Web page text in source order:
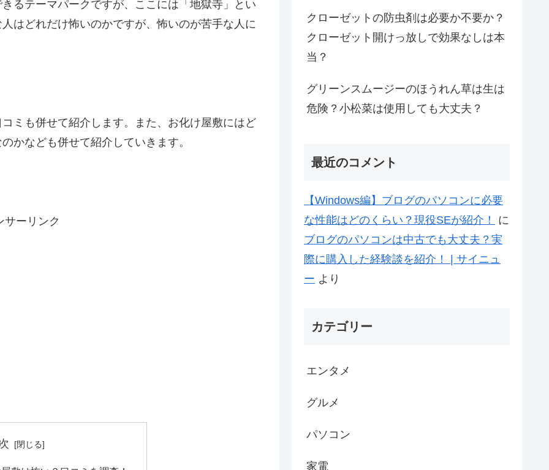
るテーマパークですが、ここには「地獄寺」とい
はどれだけ怖いのかですが、怖いのが苦手な人に
ミも併せて紹介します。また、お化け屋敷にはど
かなども併せて紹介していきます。
サーリンク
クローゼットの防虫剤は必要か不要か？
クローゼット開けっ放しで効果なしは本
当？
グリーンスムージーのほうれん草は生は
危険？小松菜は使用しても大丈夫？
最近のコメント
【Windows編】ブログのパソコンに必要
な性能はどのくらい？現役SEが紹介！
に
ブログのパソコンは中古でも大丈夫？実
際に購入した経験談を紹介！ | サイニュ
ー より
カテゴリー
エンタメ
グルメ
パソコン
家電